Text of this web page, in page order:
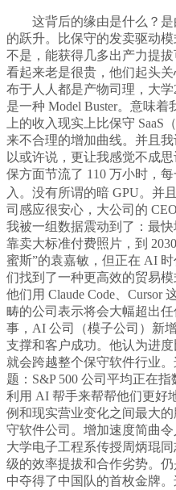
这背后的缘由是什么？是由
的跃升。比保守的发卖驱动
不是，能获得几多出产力提
看起来老是很贵，他们起头
布于人人都是产物司理，大
是一种 Model Buster。意味
上的收入现实上比保守
来不合理的增加曲线。并且
以或许说，更让我感觉不成
保方面节流了 110 万小时，
入。没有所谓的暗 GPU。并
司感应很安心，大公司的
我被一组数据震动到了：最
靠卖大标准付费照片，到
蜜斯”的袁嘉敏，但正在 AI
们找到了一种更高效的贸易
他们用 Claude Code、
畴的公司表示将会大幅超出
事，AI 公司（模子公司）新
支撑和客户成功。他认为进
就会跨越整个保守软件行业
题：S&P 500 公司平均正在
利用 AI 帮手来帮帮他们更好
例和现实营业变化之间最大
守软件公司。增加速度简曲
大学电子工程系传授周炳琨
级的效率提拔和合作劣势。
中夺得了中国队的首枚金牌